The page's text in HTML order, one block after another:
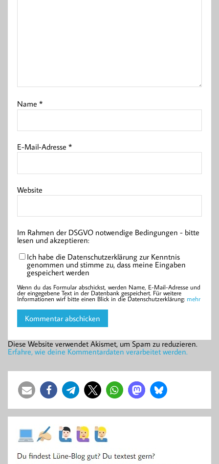
Name*
E-Mail-Adresse*
Website
Im Rahmen der DSGVO notwendige Bedingungen - bitte
lesen und akzeptieren:
Ich habe die Datenschutzerklärung zur Kenntnis
genommen und stimme zu, dass meine Eingaben
gespeichert werden
Wenn du das Formular abschickst, werden Name, E-Mail-Adresse und
der eingegebene Text in der Datenbank gespeichert. Für weitere
Informationen wirf bitte einen Blick in die Datenschutzerklärung: mehr
Diese Website verwendet Akismet, um Spam zu reduzieren.
Erfahre, wie deine Kommentardaten verarbeitet werden.